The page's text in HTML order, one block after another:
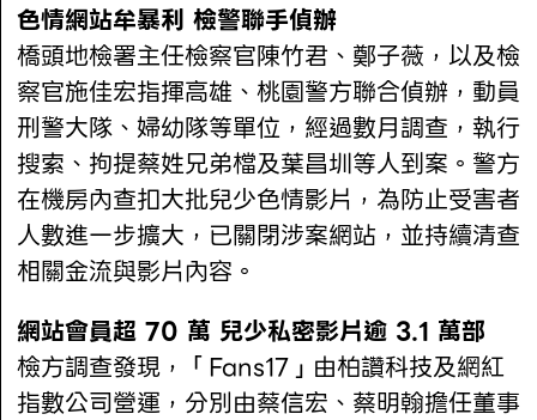
色情網站牟暴利 檢警聯手偵辦
橋頭地檢署主任檢察官陳竹君、鄭子薇，以及檢
察官施佳宏指揮高雄、桃園警方聯合偵辦，動員
刑警大隊、婦幼隊等單位，經過數月調查，執行
搜索、拘提蔡姓兄弟檔及葉昌圳等人到案。警方
在機房內查扣大批兒少色情影片，為防止受害者
人數進一步擴大，已關閉涉案網站，並持續清查
相關金流與影片內容。
網站會員超 70 萬 兒少私密影片逾 3.1 萬部
檢方調查發現，「Fans17」由柏讚科技及網紅
指數公司營運，分別由蔡信宏、蔡明翰擔任董事